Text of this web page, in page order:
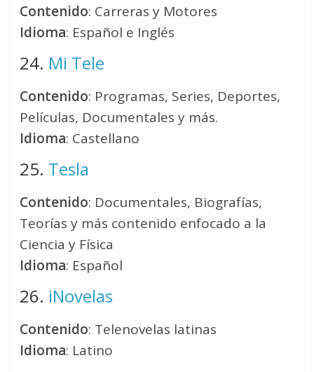
Contenido: Carreras y Motores
Idioma: Español e Inglés
24. Mi Tele
Contenido: Programas, Series, Deportes,
Películas, Documentales y más.
Idioma: Castellano
25. Tesla
Contenido: Documentales, Biografías,
Teorías y más contenido enfocado a la
Ciencia y Física
Idioma: Español
26. iNovelas
Contenido: Telenovelas latinas
Idioma: Latino